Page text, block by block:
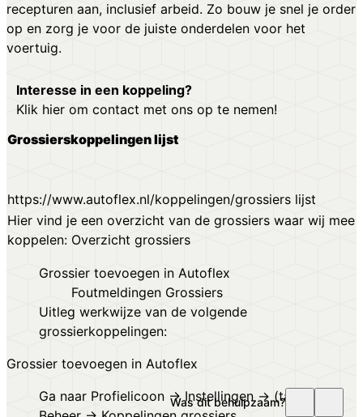
Was dit behulpzaam?
recepturen aan, inclusief arbeid. Zo bouw je snel je order
op en zorg je voor de juiste onderdelen voor het
voertuig.
Interesse in een koppeling?
Klik hier om contact met ons op te nemen!
Grossierskoppelingen lijst
https://www.autoflex.nl/koppelingen/grossiers lijst
Hier vind je een overzicht van de grossiers waar wij mee
koppelen: Overzicht grossiers
Grossier toevoegen in Autoflex
Foutmeldingen Grossiers
Uitleg werkwijze van de volgende
grossierkoppelingen:
Grossier toevoegen in Autoflex
Ga naar Profielicoon → Instellingen → (tabblad)